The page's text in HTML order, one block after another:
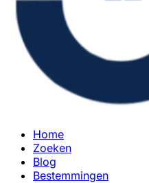
Home
Zoeken
Blog
Bestemmingen